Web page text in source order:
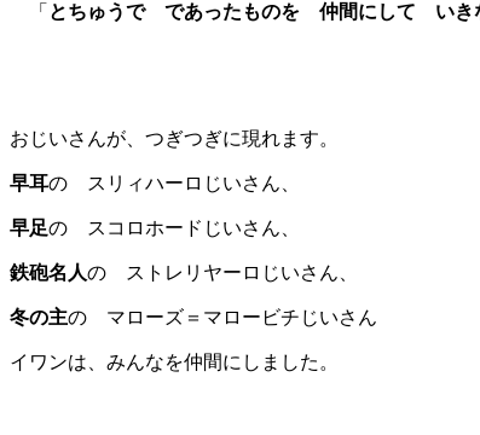
「 とちゅうで であったものを 仲間にして いき
おじいさんが、つぎつぎに現れます。
早耳の スリィハーロじいさん、
早足の スコロホードじいさん、
鉄砲名人の ストレリヤーロじいさん、
冬の主の マローズ＝マロービチじいさん
イワンは、みんなを仲間にしました。